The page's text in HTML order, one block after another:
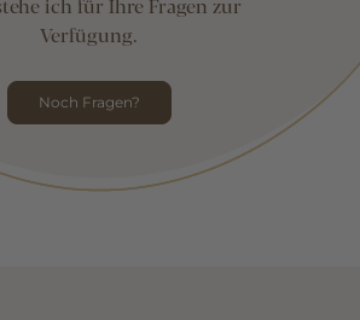
Verfügung.
Noch Fragen?